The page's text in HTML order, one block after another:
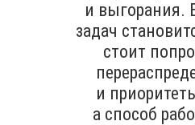
и выгорания.
задач
стоит
и
а способ